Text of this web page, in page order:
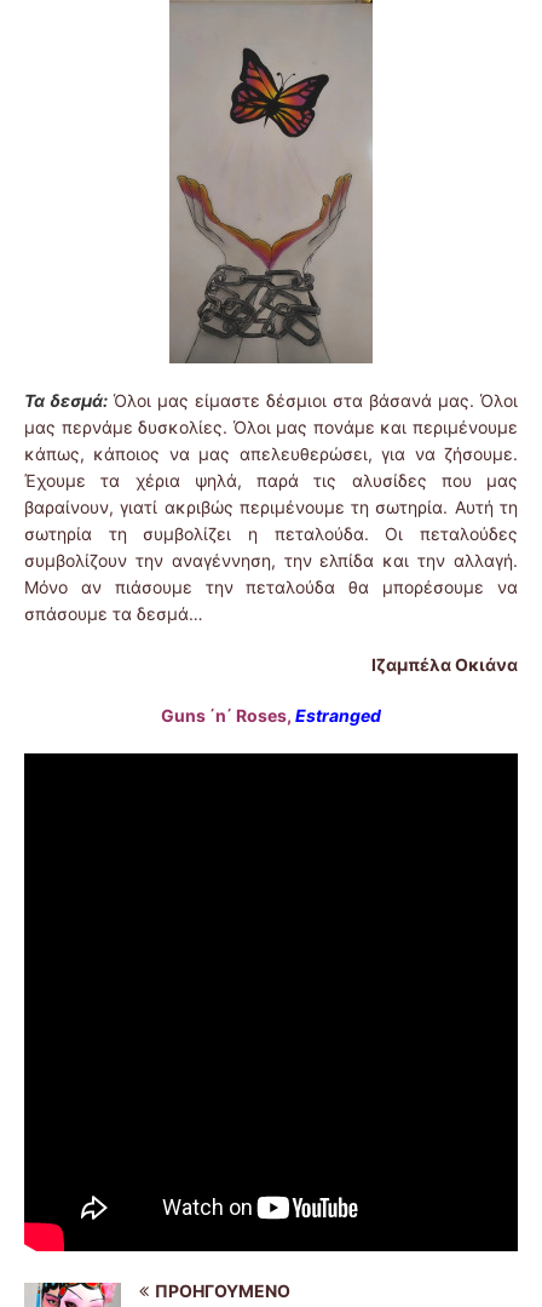
Τα δεσμά: Όλοι μας είμαστε δέσμιοι στα βάσανά μας. Όλοι
μας περνάμε δυσκολίες. Όλοι μας πονάμε και περιμένουμε
κάπως, κάποιος να μας απελευθερώσει, για να ζήσουμε.
Έχουμε τα χέρια ψηλά, παρά τις αλυσίδες που μας
βαραίνουν, γιατί ακριβώς περιμένουμε τη σωτηρία. Αυτή τη
σωτηρία τη συμβολίζει η πεταλούδα. Οι πεταλούδες
συμβολίζουν την αναγέννηση, την ελπίδα και την αλλαγή.
Μόνο αν πιάσουμε την πεταλούδα θα μπορέσουμε να
σπάσουμε τα δεσμά…
Ιζαμπέλα Οκιάνα
Guns ΄n΄ Roses, Estranged
ΠΡΟΗΓΟΎΜΕΝΟ